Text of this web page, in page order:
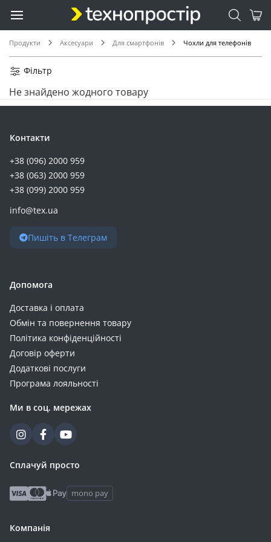
Продукти Аксесуари Для смартфонів Чохли для телефонів
Фільтр
Не знайдено жодного товару
Контакти
+38 (096) 2000 959
+38 (063) 2000 959
+38 (099) 2000 959
info@tex.ua
Пишіть в Телеграм
Допомога
Доставка і оплата
Обмін та повернення товару
Політика конфіденційності
Договір оферти
Додаткові послуги
Програма лояльності
Ми в соц. мережах
Сплачуй просто
mono pay
Компанія